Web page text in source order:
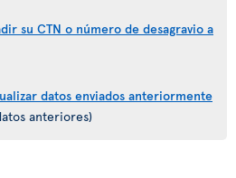
su CTN o número de desagravio a
datos enviados anteriormente
anteriores)